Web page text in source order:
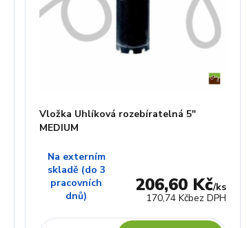
Vložka Uhlíková rozebíratelná 5"
MEDIUM
206,60 Kč/ks
170,74 Kčbez DPH
Na externím
skladě (do 3
pracovních
dnů)